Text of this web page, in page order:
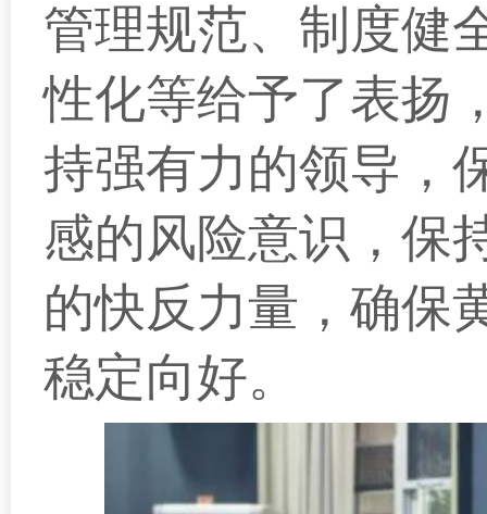
管理规范、制度健
性化等给予了表扬
持强有力的领导，
感的风险意识，保
的快反力量，确保
稳定向好。